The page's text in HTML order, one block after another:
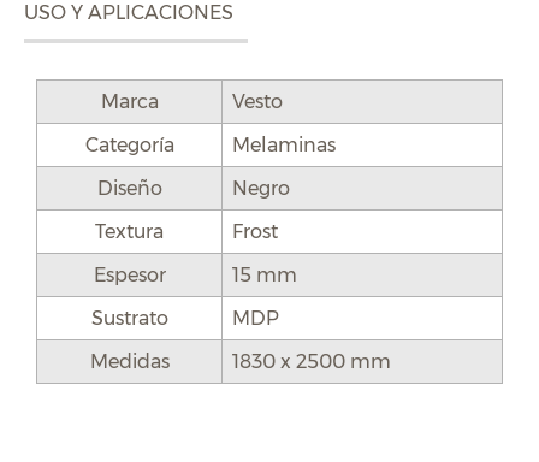
USO Y APLICACIONES
Marca
Vesto
Categoría
Melaminas
Diseño
Negro
Textura
Frost
Espesor
15 mm
Sustrato
MDP
Medidas
1830 x 2500 mm